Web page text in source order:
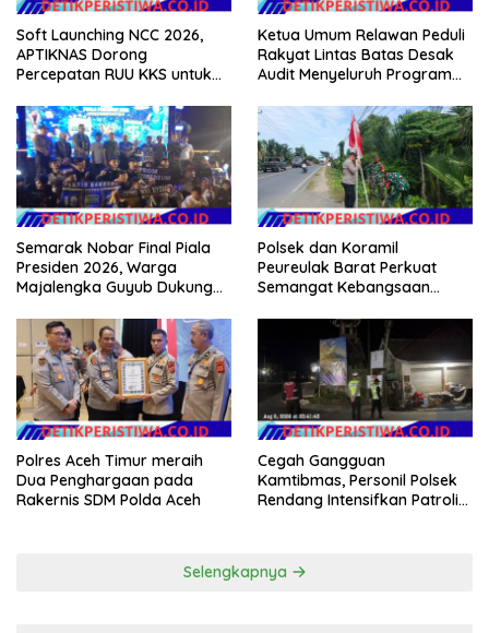
Soft Launching NCC 2026,
APTIKNAS Dorong
Percepatan RUU KKS untuk
Digital Indonesia
Ketua Umum Relawan Peduli
Rakyat Lintas Batas Desak
Audit Menyeluruh Program
Pertanyakan Efektivitas
Kinerja Dinas Pertanian
Semarak Nobar Final Piala
Presiden 2026, Warga
Majalengka Guyub Dukung
Kahayang
Polsek dan Koramil
Peureulak Barat Perkuat
Semangat Kebangsaan
Merah Putih
Polres Aceh Timur meraih
Dua Penghargaan pada
Rakernis SDM Polda Aceh
Cegah Gangguan
Kamtibmas, Personil Polsek
Rendang Intensifkan Patroli
Selengkapnya